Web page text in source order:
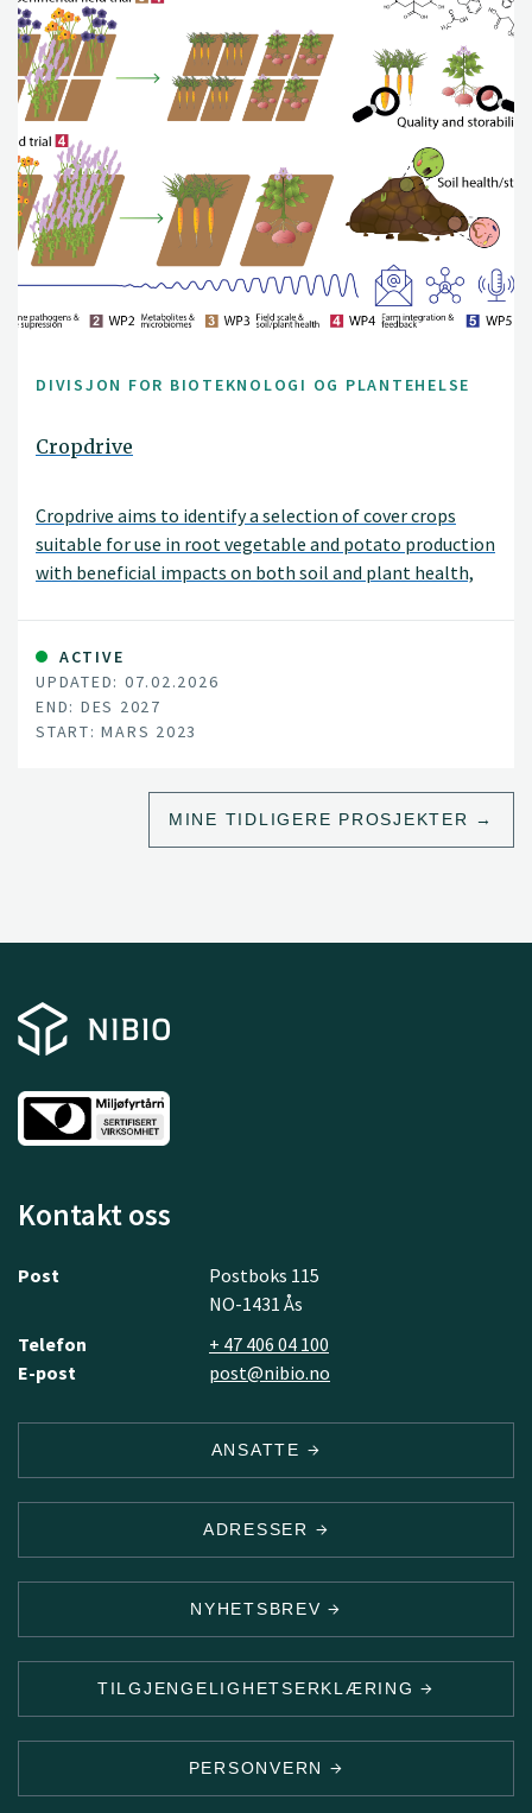
DIVISJON FOR BIOTEKNOLOGI OG PLANTEHELSE
Cropdrive
Cropdrive aims to identify a selection of cover crops
suitable for use in root vegetable and potato production
with beneficial impacts on both soil and plant health,
ACTIVE
UPDATED: 07.02.2026
END: DES 2027
START: MARS 2023
MINE TIDLIGERE PROSJEKTER
Kontakt oss
Post
Postboks 115
NO-1431 Ås
Telefon
+ 47 406 04 100
E-post
post@nibio.no
ANSATTE
ADRESSER
NYHETSBREV
TILGJENGELIGHETSERKLÆRING
PERSONVERN